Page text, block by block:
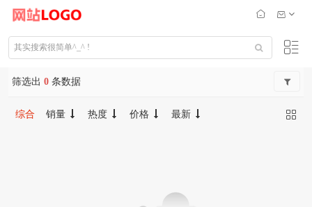
筛选出 0 条数据
综合 销量 热度 价格 最新